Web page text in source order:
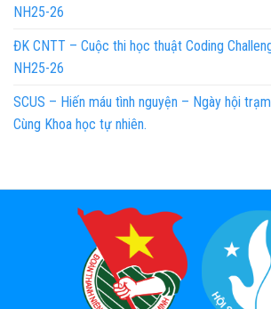
NH25-26
ĐK CNTT – Cuộc thi học thuật Coding
NH25-26
SCUS – Hiến máu tình nguyện – Ngày hội
Cùng Khoa học tự nhiên.